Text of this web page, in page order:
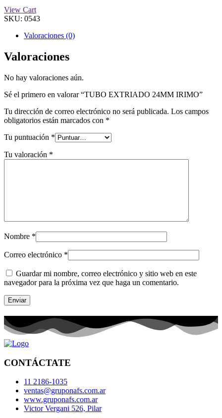
View Cart
SKU: 0543
Valoraciones (0)
Valoraciones
No hay valoraciones aún.
Sé el primero en valorar “TUBO EXTRIADO 24MM IRIMO”
Tu dirección de correo electrónico no será publicada. Los campos
obligatorios están marcados con *
Tu puntuación *
Tu valoración *
Nombre *
Correo electrónico *
Guardar mi nombre, correo electrónico y sitio web en este
navegador para la próxima vez que haga un comentario.
CONTÁCTATE
11 2186-1035
ventas@gruponafs.com.ar
www.gruponafs.com.ar
Victor Vergani 526, Pilar